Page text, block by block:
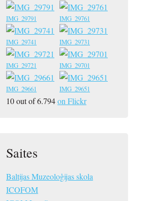
IMG_29791 IMG_29761
IMG_29741 IMG_29731
IMG_29721 IMG_29701
IMG_29661 IMG_29651
10 out of 6.794on Flickr
Saites
Baltijas Muzeoloģijas skola
ICOFOM